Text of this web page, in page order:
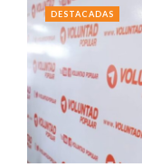
DESTACADAS